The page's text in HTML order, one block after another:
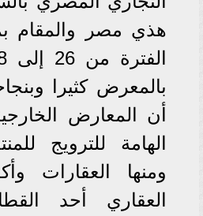
هذي مصر والمقام
بالمعرض كثيرا
أن المعارض
الهامة للترويج
ومنها العقارات
العقاري أحد